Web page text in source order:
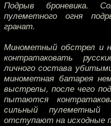
Подрыв броневика.
пулеметного огня
гранат.
Минометный обстрел и
контратаковать
личного состава
минометная батарея
выстрелы, после чего
пытаются
сильный
отступают на исходные